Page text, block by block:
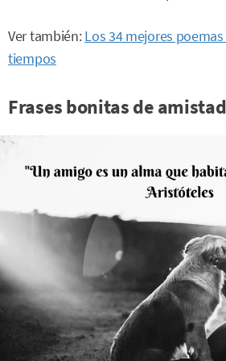
Ver también:Los 34 mejores
tiempos
Frases bonitas de